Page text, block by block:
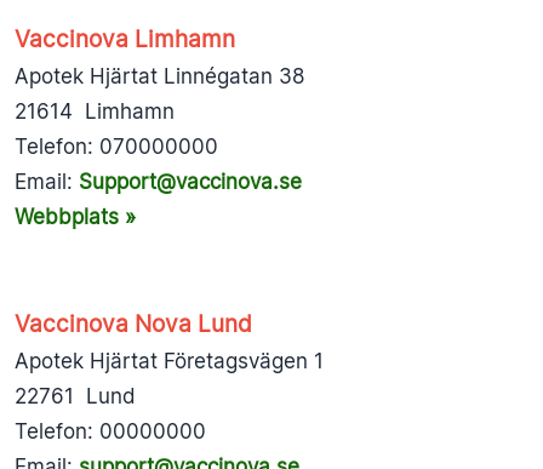
Vaccinova Limhamn
Apotek Hjärtat Linnégatan 38
21614 Limhamn
Telefon: 070000000
Email: Support@vaccinova.se
Webbplats »
Vaccinova Nova Lund
Apotek Hjärtat Företagsvägen 1
22761 Lund
Telefon: 00000000